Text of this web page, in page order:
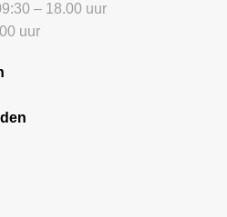
– 18.00 uur
uur